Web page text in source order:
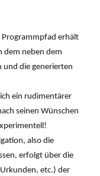
erhält
dem neben dem
und die generierten
ein rudimentärer
seinen Wünschen
also die
erfolgt über die
etc.) der